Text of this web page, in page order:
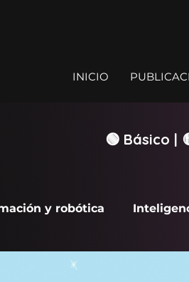
INICIO
🟢 Básico |
y robótica
Makecode Arcade